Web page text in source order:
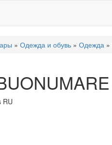
» Одежда и обувь » Одежда »
RU